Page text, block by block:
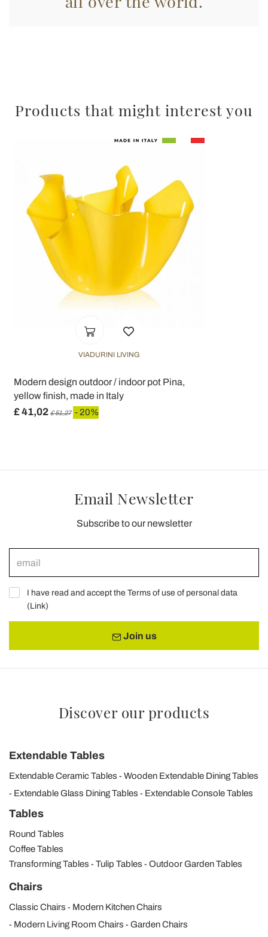
Products that might interest you
VIADURINI LIVING
Modern design outdoor / indoor pot Pina,
yellow finish, made in Italy
£ 41,02 £ 51,27 - 20%
Email Newsletter
Subscribe to our newsletter
I have read and accept the Terms of use of personal data
(Link)
Join us
Discover our products
Extendable Tables
Extendable Ceramic Tables
Wooden Extendable Dining Tables
Extendable Glass Dining Tables
Extendable Console Tables
Tables
Round Tables
Coffee Tables
Transforming Tables
Tulip Tables Outdoor Garden Tables
Chairs
Classic Chairs
Modern Kitchen Chairs
Modern Living Room Chairs
Garden Chairs